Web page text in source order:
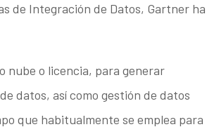
de Integración de Datos, Gartner ha
nube o licencia, para generar
datos, así como gestión de datos
que habitualmente se emplea para